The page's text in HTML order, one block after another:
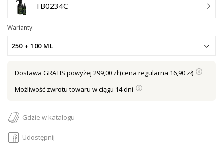
TB0234C
Warianty:
250 + 100 ML
Dostawa GRATIS powyżej 299,00 zł(cena regularna 16,90 zł)
Możliwość zwrotu towaru w ciągu 14 dni
Gdzie w katalogu
Udostępnij